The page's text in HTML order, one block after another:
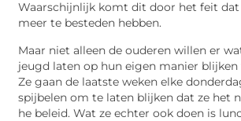
Waarschijnlijk komt dit door het feit dat
meer te besteden hebben.
Maar niet alleen de ouderen willen er
jeugd laten op hun eigen manier blijken
Ze gaan de laatste weken elke
spijbelen om te laten blijken dat ze het
he beleid. Wat ze echter ook doen is